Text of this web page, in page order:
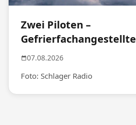
Zwei Piloten –
Gefrierfachangestellte
07.08.2026
Foto: Schlager Radio